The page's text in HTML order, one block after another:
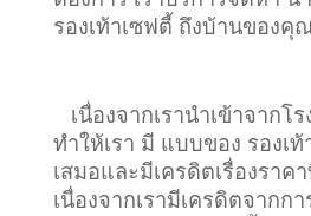
รองเท้าเซฟตี้ ถึงบ้านขอ
เนื่องจากเรานำเข้าจากโ
ทำให้เรา มี แบบของ รองเ
เสมอและมีเครดิตเรื่องราค
เนื่องจากเรามีเครดิตจากก